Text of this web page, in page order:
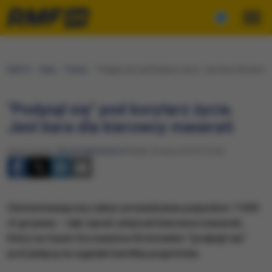
"Podpiął się" pod korytarz życia.
Jest kara dla kierowcy maserati